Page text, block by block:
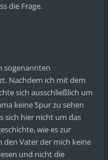
die Frage.
sogenannten
Nachdem ich mit dem
sich ausschließlich um
keine Spur zu sehen
sich hier nicht um das
wie es zur
den Vater der mich keine
und nicht die